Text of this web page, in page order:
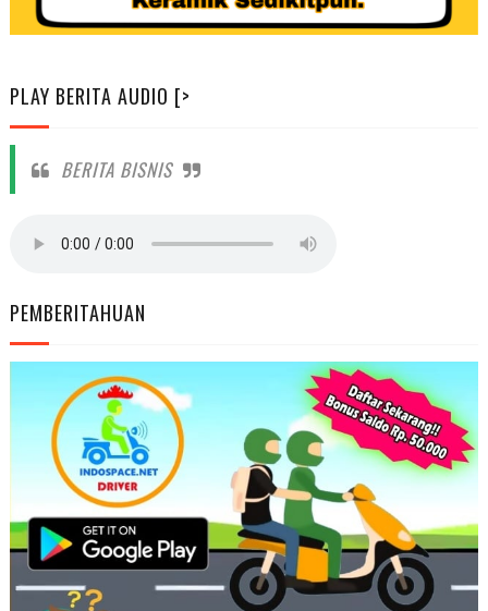
PLAY BERITA AUDIO [>
BERITA BISNIS
PEMBERITAHUAN